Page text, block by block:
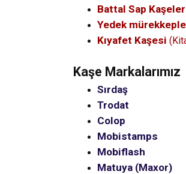
Battal Sap Kaşeler
Yedek
Kıyafet Kaşesi
Kaşe Markalarımız
Sırdaş
Trodat
Colop
Mobistamps
Mobiflash
Matuya (Maxor)